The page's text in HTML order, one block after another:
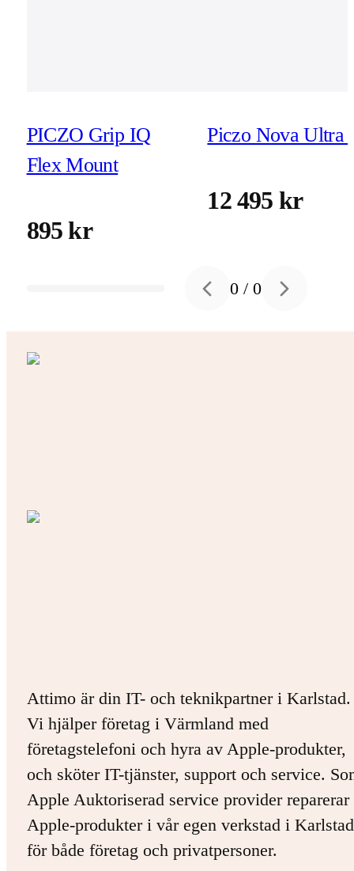
PICZO Grip IQ
Flex Mount
895 kr
Piczo Nova Ultra
12 495 kr
Previous slide
0 /0 Next slide
Attimo är din IT- och teknikpartner i Karlstad.
Vi hjälper företag i Värmland med
företagstelefoni och hyra av Apple-produkter,
och sköter IT-tjänster, support och service.
Apple Auktoriserad service provider
Apple-produkter i vår egen verkstad i
för både företag och privatpersoner.